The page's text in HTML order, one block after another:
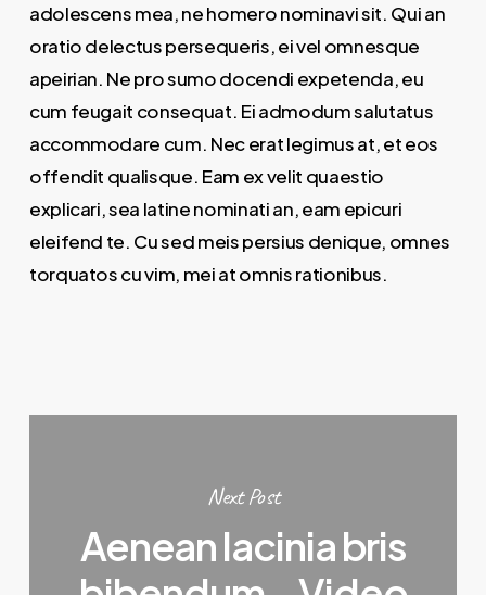
adolescens mea, ne homero nominavi sit. Qui an
oratio delectus persequeris, ei vel omnesque
apeirian. Ne pro sumo docendi expetenda, eu
cum feugait consequat. Ei admodum salutatus
accommodare cum. Nec erat legimus at, et eos
offendit qualisque. Eam ex velit quaestio
explicari, sea latine nominati an, eam epicuri
eleifend te. Cu sed meis persius denique, omnes
torquatos cu vim, mei at omnis rationibus.
Next Post
Aenean lacinia bris